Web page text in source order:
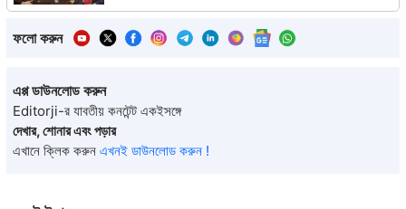
ফলো করুন
এপ্প ডাউনলোড করুন
Editorji-র যাবতীয় কনটেন্ট একইসঙ্গে
দেখার, শোনার এবং পড়ার
এখানে ক্লিক করুন এখনই ডাউনলোড করুন !